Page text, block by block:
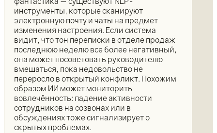
инструменты, которые сканируют
электронную почту и чаты на предмет
изменения настроения. Если система
видит, что тон переписки в отделе продаж
последнюю неделю все более негативный,
она может посоветовать руководителю
вмешаться, пока недовольство не
переросло в открытый конфликт. Похожим
образом ИИ может мониторить
вовлечённость: падение активности
сотрудников на созвонах или в
обсуждениях тоже сигнализирует о
скрытых проблемах.